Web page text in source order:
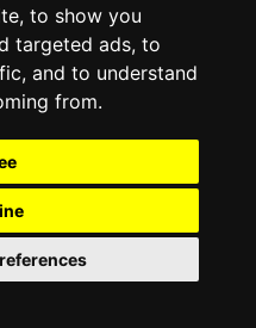
to show you
targeted ads, to
and to understand
from.